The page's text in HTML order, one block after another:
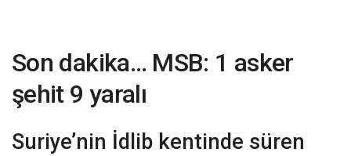
Son dakika… MSB: 1 asker
şehit 9 yaralı
Suriye’nin İdlib kentinde süren